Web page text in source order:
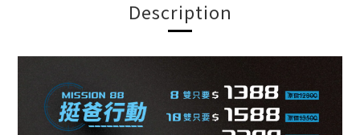
Description